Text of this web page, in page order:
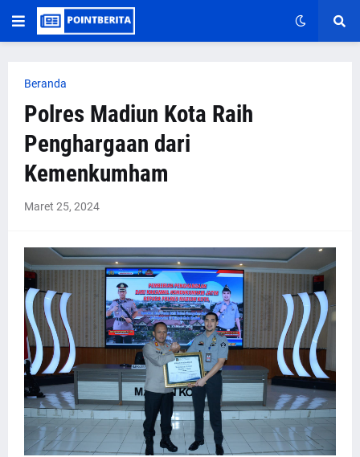
Beranda
Polres Madiun Kota Raih
Penghargaan dari
Kemenkumham
Maret 25, 2024